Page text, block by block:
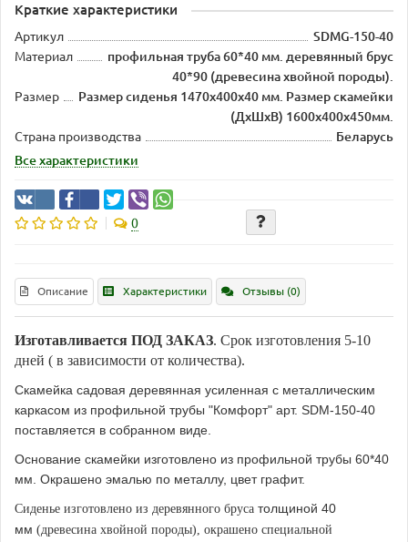
Краткие характеристики
Артикул
SDMG-150-40
Материал
профильная труба 60*40 мм. деревянный брус
40*90 (древесина хвойной породы).
Размер
Размер сиденья 1470х400х40 мм. Размер скамейки
(ДхШхВ) 1600х400х450мм.
Страна производства
Беларусь
Все характеристики
0
Описание Характеристики Отзывы (0)
Изготавливается ПОД ЗАКАЗ. Срок изготовления 5-10
дней ( в зависимости от количества).
Скамейка садовая деревянная усиленная с металлическим
каркасом из профильной трубы "Комфорт" арт. SDM-150-40
поставляется в собранном виде.
Основание скамейки изготовлено из профильной трубы 60*40
мм. Окрашено эмалью по металлу, цвет графит.
Сиденье изготовлено из деревянного бруса толщиной 40
мм (древесина хвойной породы), окрашено специальной